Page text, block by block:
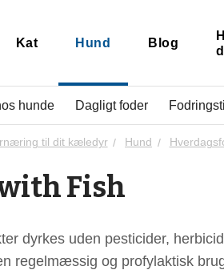
Kat Hund Blog
hunde Dagligt foder
til dit kæledyr Hund
Fish
dyrkes uden pesticider,
regelmæssig og profylaktisk